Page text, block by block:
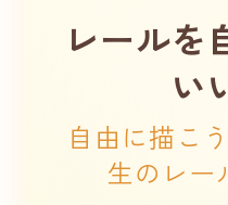
レールを
い
自由に描こ
生のレー